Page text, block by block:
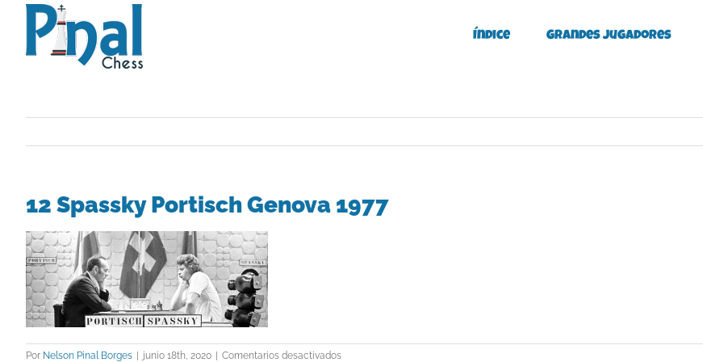
Saltar
contenido
Índice Grandes Jugadores
12 Spassky Portisch Genova 1977
Por Nelson Pinal Borges | junio 18th, 2020 | Comentarios desactivadosen